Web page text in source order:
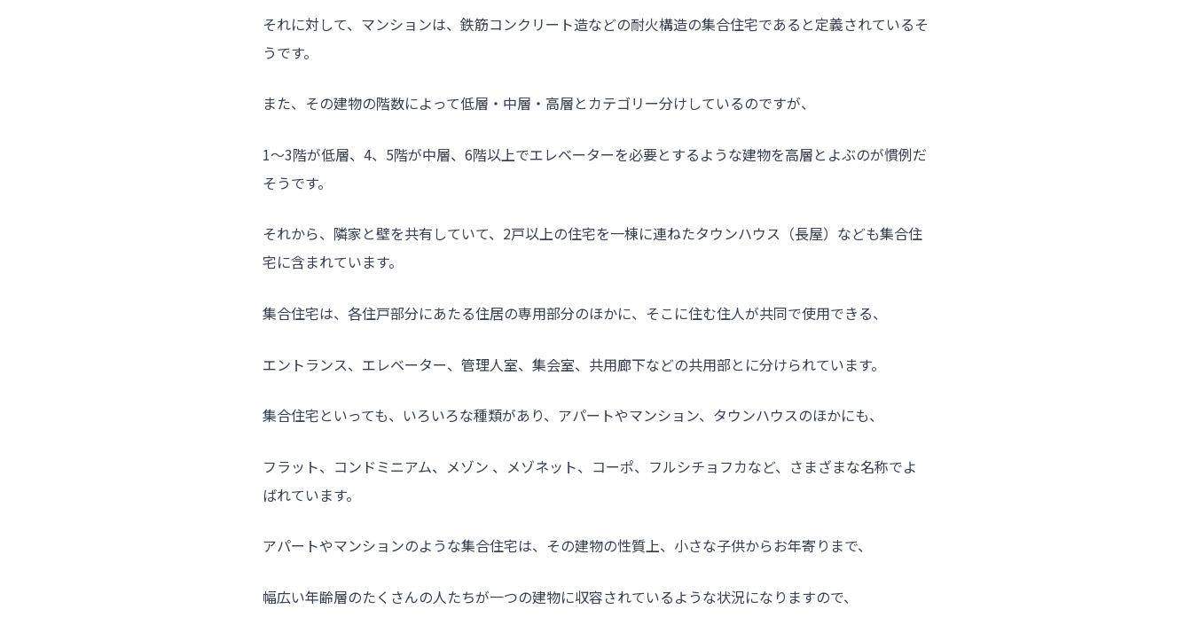
それに対して、マンションは、鉄筋コンクリート造などの耐火構造の集合住宅であると定義されているそ
うです。
また、その建物の階数によって低層・中層・高層とカテゴリー分けしているのですが、
1～3階が低層、4、5階が中層、6階以上でエレベーターを必要とするような建物を高層とよぶのが慣例だ
そうです。
それから、隣家と壁を共有していて、2戸以上の住宅を一棟に連ねたタウンハウス（長屋）なども集合住
宅に含まれています。
集合住宅は、各住戸部分にあたる住居の専用部分のほかに、そこに住む住人が共同で使用できる、
エントランス、エレベーター、管理人室、集会室、共用廊下などの共用部とに分けられています。
集合住宅といっても、いろいろな種類があり、アパートやマンション、タウンハウスのほかにも、
フラット、コンドミニアム、メゾン 、メゾネット、コーポ、フルシチョフカなど、さまざまな名称でよ
ばれています。
アパートやマンションのような集合住宅は、その建物の性質上、小さな子供からお年寄りまで、
幅広い年齢層のたくさんの人たちが一つの建物に収容されているような状況になりますので、